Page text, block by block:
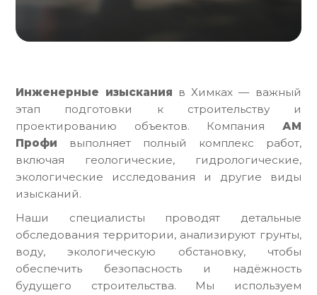
Инженерные изыскания в Химках — важный
этап подготовки к строительству и
проектированию объектов. Компания АМ
Профи выполняет полный комплекс работ,
включая геологические, гидрологические,
экологические исследования и другие виды
изысканий.
Наши специалисты проводят детальные
обследования территории, анализируют грунты,
воду, экологическую обстановку, чтобы
обеспечить безопасность и надёжность
будущего строительства. Мы используем